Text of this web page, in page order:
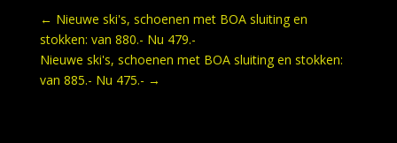
← Nieuwe ski's, schoenen met BOA sluiting en
stokken: van 880.- Nu 479.-
Nieuwe ski's, schoenen met BOA sluiting en stokken:
van 885.- Nu 475.- →